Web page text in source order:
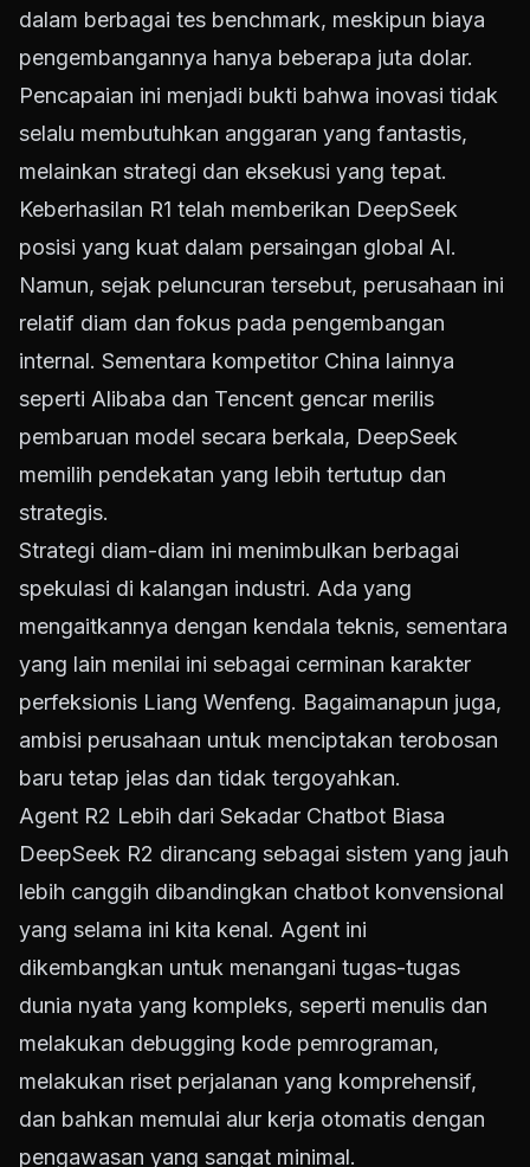
dalam berbagai tes benchmark, meskipun biaya
pengembangannya hanya beberapa juta dolar.
Pencapaian ini menjadi bukti bahwa inovasi tidak
selalu membutuhkan anggaran yang fantastis,
melainkan strategi dan eksekusi yang tepat.
Keberhasilan R1 telah memberikan DeepSeek
posisi yang kuat dalam persaingan global AI.
Namun, sejak peluncuran tersebut, perusahaan ini
relatif diam dan fokus pada pengembangan
internal. Sementara kompetitor China lainnya
seperti Alibaba dan Tencent gencar merilis
pembaruan model secara berkala, DeepSeek
memilih pendekatan yang lebih tertutup dan
strategis.
Strategi diam-diam ini menimbulkan berbagai
spekulasi di kalangan industri. Ada yang
mengaitkannya dengan kendala teknis, sementara
yang lain menilai ini sebagai cerminan karakter
perfeksionis Liang Wenfeng. Bagaimanapun juga,
ambisi perusahaan untuk menciptakan terobosan
baru tetap jelas dan tidak tergoyahkan.
Agent R2 Lebih dari Sekadar Chatbot Biasa
DeepSeek R2 dirancang sebagai sistem yang jauh
lebih canggih dibandingkan chatbot konvensional
yang selama ini kita kenal. Agent ini
dikembangkan untuk menangani tugas-tugas
dunia nyata yang kompleks, seperti menulis dan
melakukan debugging kode pemrograman,
melakukan riset perjalanan yang komprehensif,
dan bahkan memulai alur kerja otomatis dengan
pengawasan yang sangat minimal.